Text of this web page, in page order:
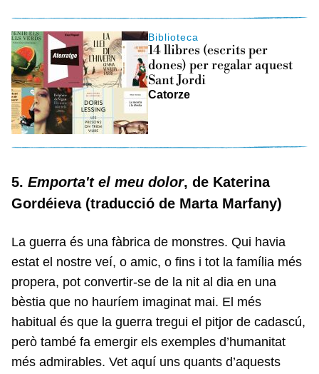
Biblioteca
14 llibres (escrits per
dones) per regalar aquest
Sant Jordi
Catorze
5. Emporta't el meu dolor, de Katerina
Gordéieva (traducció de Marta Marfany)
La guerra és una fàbrica de monstres. Qui havia
estat el nostre veí, o amic, o fins i tot la família més
propera, pot convertir-se de la nit al dia en una
bèstia que no hauríem imaginat mai. El més
habitual és que la guerra tregui el pitjor de cadascú,
però també fa emergir els exemples d’humanitat
més admirables. Vet aquí uns quants d’aquests